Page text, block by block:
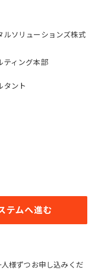
ルソリューションズ株式
ティング本部
タント
テムへ進む
様ずつお申し込みくだ